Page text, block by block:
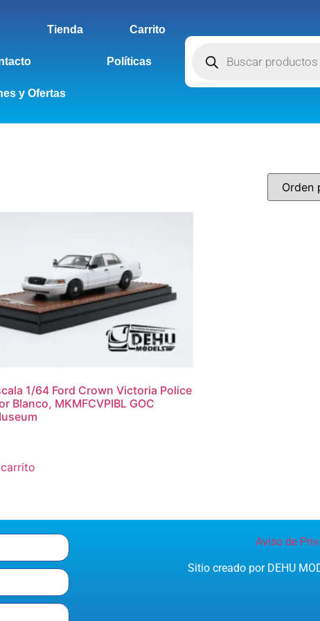
Tienda Carrito
Políticas
y Ofertas
1/64 Ford Crown Victoria Police
Blanco, MKMFCVPIBL GOC
Aviso de
Sitio creado por DEHU